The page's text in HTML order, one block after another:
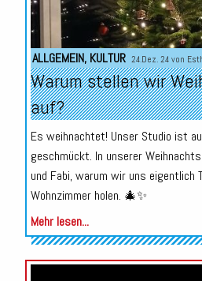
ALLGEMEIN, KULTUR 24.Dez. 24 von
Warum stellen wir
auf?
Es weihnachtet! Unser Studio ist
geschmückt. In unserer
und Fabi, warum wir uns eigentlich
Wohnzimmer holen. 🎄✨
Mehr lesen...